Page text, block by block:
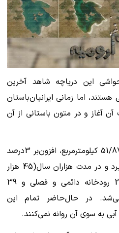
این دریاچه شاهد آخرین
اما زمانی ایرانیان‌باستان
آغاز و در متون باستانی از آن
این دریاچه با حوضه آبریز 51/874 کیلومترمربع، افزون‌بر 3درصد
از مساحت ایران را در برمی‌گیرد و در مدت هزاران سال(45 هزار
سال) توسط 60 رودخانه (21 رودخانه دائمی و فصلی و 39
می‌شد. در حال‌حاضر تمام این
به سوی آن روانه نمی‌کنند.